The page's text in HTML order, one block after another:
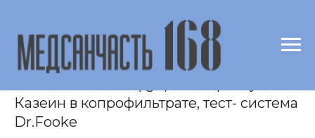
Исследование уровня специфических
Казеин в копрофильтрате, тест- система
Dr.Fooke